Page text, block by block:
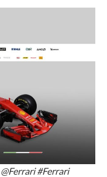
@Ferrari #Ferrari